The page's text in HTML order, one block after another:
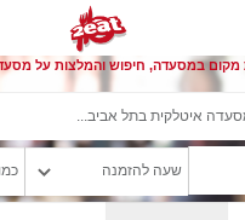
במסעדה, חיפוש והמלצות על